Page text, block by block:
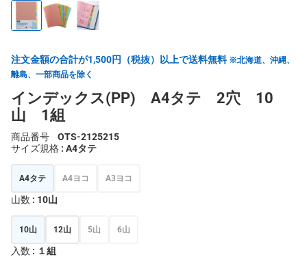
注文金額の合計が1,500円（税抜）以上で送料無料 ※北海道、沖縄、
離島、一部商品を除く
インデックス(PP) A4タテ 2穴 10
山 1組
商品番号
OTS-2125215
サイズ規格 : A4タテ
A4タテ A4ヨコ A3ヨコ
山数 : 10山
10山 12山 5山 6山
入数 : １組